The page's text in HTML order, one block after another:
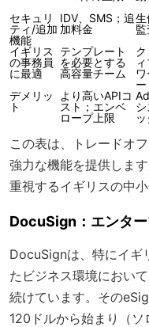
セキュリ
ティ/追加
機能
IDV、SMS；追
加料金
生
イギリス
の事務員
に最適
テンプレート
を必要とする
高容量チーム
ー
デメリッ
ト
より高いAPIコ
スト；エンベ
ロープ上限
この表は、トレードオ
強力な機能を提供しま
重視するイギリスの中
DocuSign：エンタ
DocuSignは、特にイギ
たビジネス環境におい
続けています。その
120ドルから始まり（